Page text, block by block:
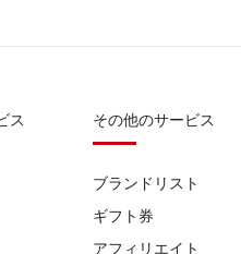
ス その他のサービス
ブランドリスト
ギフト券
アフィリエイト